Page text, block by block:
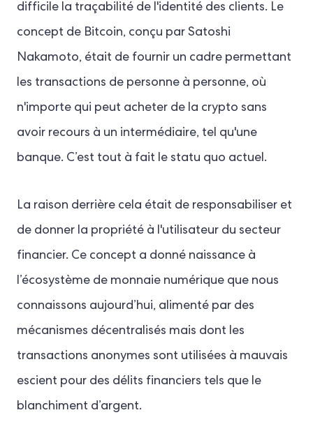
difficile la traçabilité de l'identité des clients. Le
concept de Bitcoin, conçu par Satoshi
Nakamoto, était de fournir un cadre permettant
les transactions de personne à personne, où
n'importe qui peut acheter de la crypto sans
avoir recours à un intermédiaire, tel qu'une
banque. C’est tout à fait le statu quo actuel.
La raison derrière cela était de responsabiliser et
de donner la propriété à l'utilisateur du secteur
financier. Ce concept a donné naissance à
l’écosystème de monnaie numérique que nous
connaissons aujourd’hui, alimenté par des
mécanismes décentralisés mais dont les
transactions anonymes sont utilisées à mauvais
escient pour des délits financiers tels que le
blanchiment d’argent.